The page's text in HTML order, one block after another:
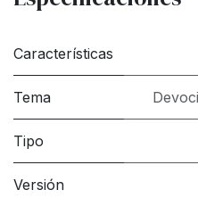
Características
Tema
Tipo
Versión